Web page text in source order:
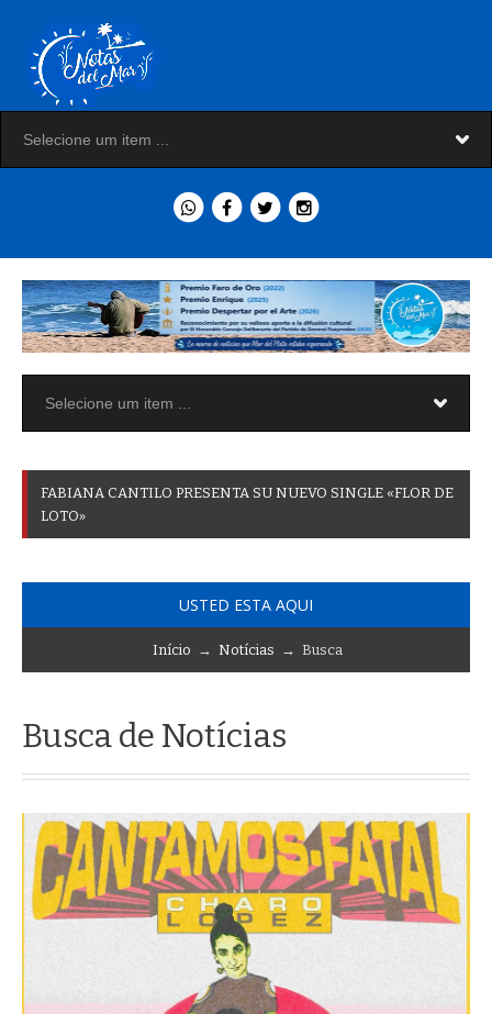
FABIANA CANTILO PRESENTA SU NUEVO SINGLE «FLOR DE
LOTO»
USTED ESTA AQUI
Início → Notícias → Busca
Busca de Notícias